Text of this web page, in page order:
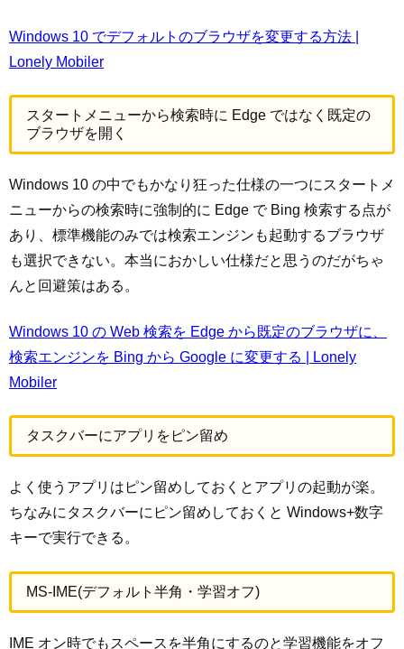
Windows 10 でデフォルトのブラウザを変更する方法 |
Lonely Mobiler
スタートメニューから検索時に Edge ではなく既定の
ブラウザを開く
Windows 10 の中でもかなり狂った仕様の一つにスタートメ
ニューからの検索時に強制的に Edge で Bing 検索する点が
あり、標準機能のみでは検索エンジンも起動するブラウザ
も選択できない。本当におかしい仕様だと思うのだがちゃ
んと回避策はある。
Windows 10 の Web 検索を Edge から既定のブラウザに、
検索エンジンを Bing から Google に変更する | Lonely
Mobiler
タスクバーにアプリをピン留め
よく使うアプリはピン留めしておくとアプリの起動が楽。
ちなみにタスクバーにピン留めしておくと Windows+数字
キーで実行できる。
MS-IME(デフォルト半角・学習オフ)
IME オン時でもスペースを半角にするのと学習機能をオフ